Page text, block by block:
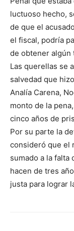
luctuoso hecho,
de que el
el fiscal, podría
de obtener algún
Las querellas se
salvedad que
Analía Carena,
monto de la
cinco años de
Por su parte la
consideró que el
sumado a la falta
hacen de tres
justa para lograr